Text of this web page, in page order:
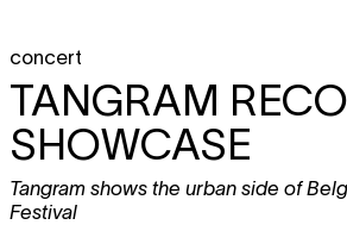
concert
TANGRAM
SHOWCASE
Tangram shows the urban side of
Festival